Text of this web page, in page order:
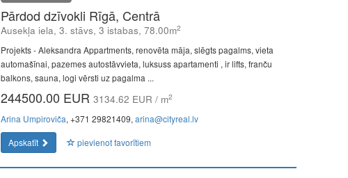
Pārdod dzīvokli Rīgā, Centrā
Ausekļa iela, 3. stāvs, 3 istabas, 78.00m2
Projekts - Aleksandra Appartments, renovēta māja, slēgts pagalms, vieta
automašīnai, pazemes autostāvvieta, luksuss apartamenti , ir lifts, franču
balkons, sauna, logi vērsti uz pagalma ...
244500.00 EUR 3134.62 EUR / m2
Arina Umpiroviča, +371 29821409, arina@cityreal.lv
Apskatīt
pievienot favorītiem